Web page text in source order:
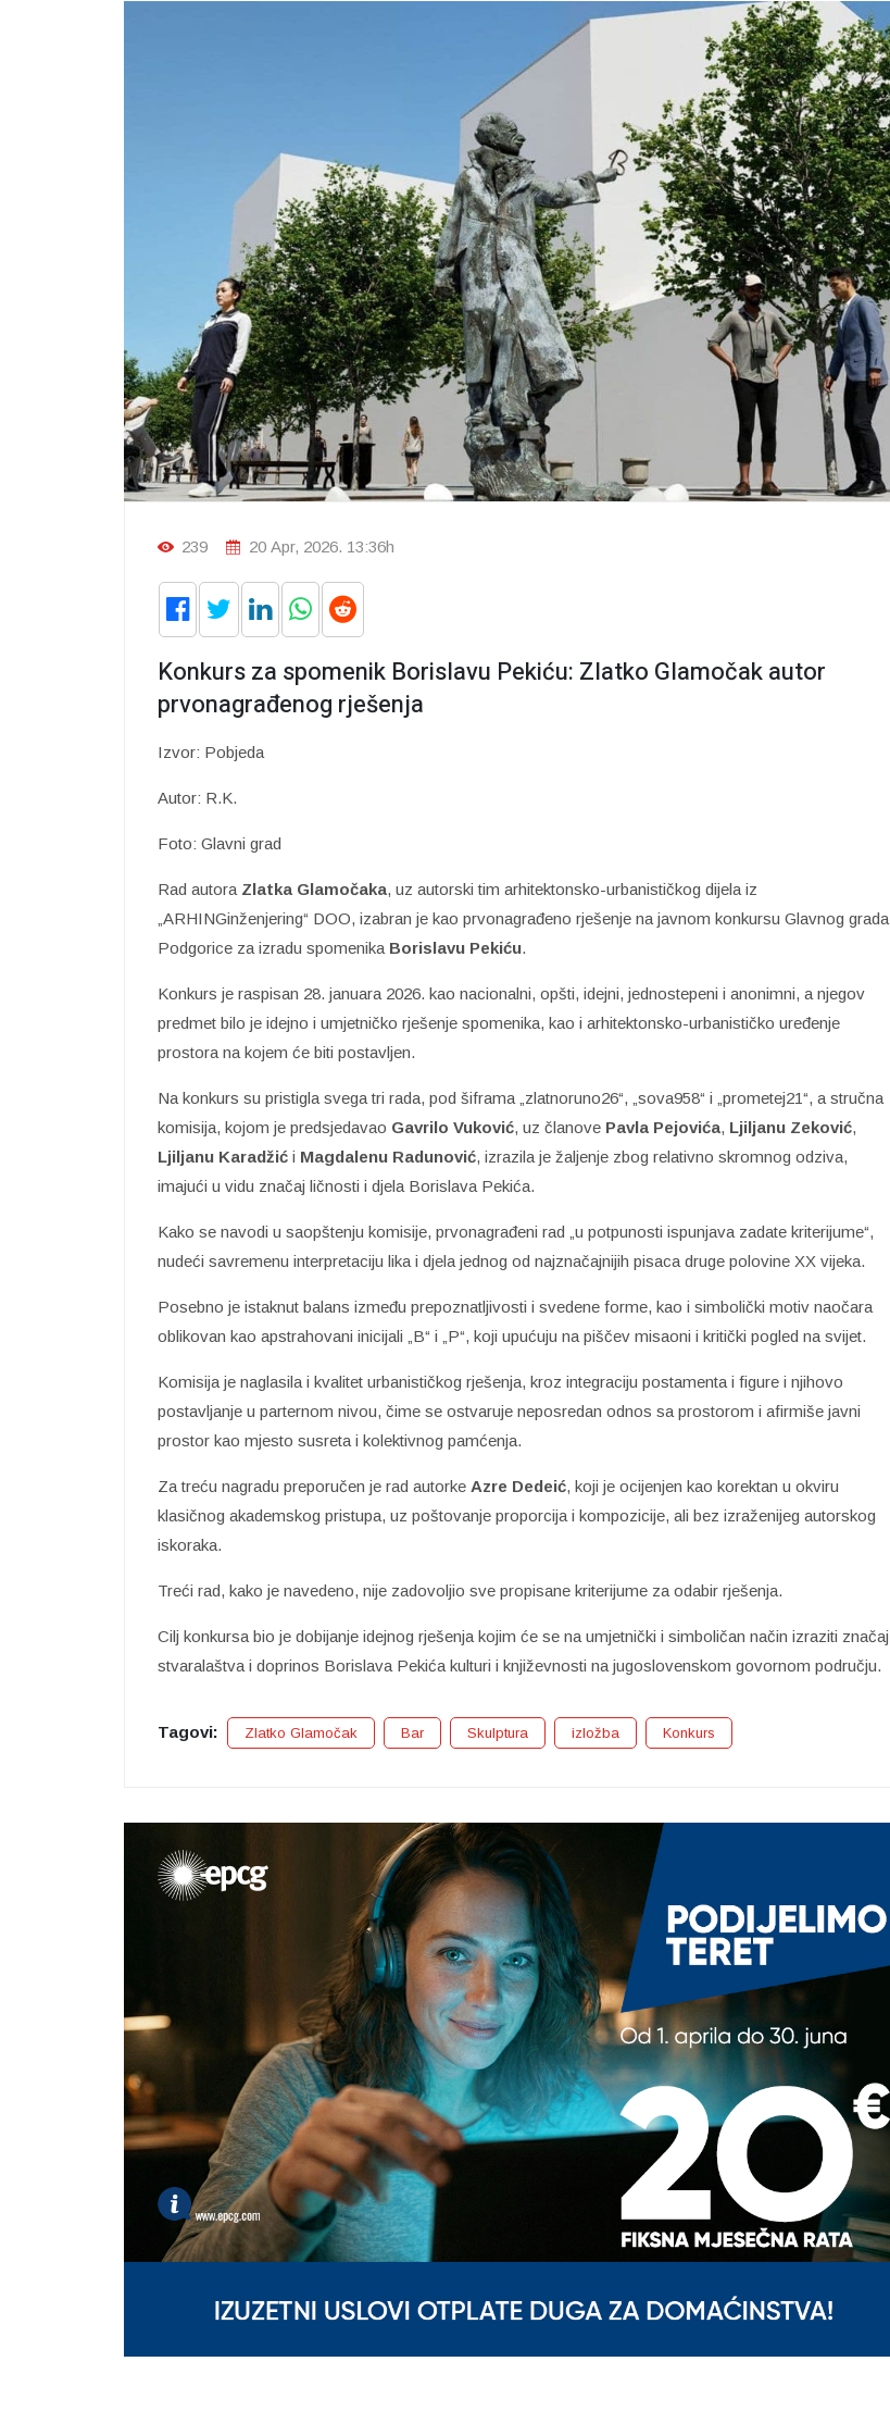
239 20 Apr, 2026. 13:36h
Konkurs za spomenik Borislavu Pekiću: Zlatko Glamočak autor
prvonagrađenog rješenja
Izvor: Pobjeda
Autor: R.K.
Foto: Glavni grad
Rad autora Zlatka Glamočaka, uz autorski tim arhitektonsko-urbanističkog dijela iz
„ARHINGinženjering“ DOO, izabran je kao prvonagrađeno rješenje na javnom konkursu Glavnog grada
Podgorice za izradu spomenika Borislavu Pekiću.
Konkurs je raspisan 28. januara 2026. kao nacionalni, opšti, idejni, jednostepeni i anonimni, a njegov
predmet bilo je idejno i umjetničko rješenje spomenika, kao i arhitektonsko-urbanističko uređenje
prostora na kojem će biti postavljen.
Na konkurs su pristigla svega tri rada, pod šiframa „zlatnoruno26“, „sova958“ i „prometej21“, a stručna
komisija, kojom je predsjedavao Gavrilo Vuković, uz članove Pavla Pejovića, Ljiljanu Zeković,
Ljiljanu Karadžić i Magdalenu Radunović, izrazila je žaljenje zbog relativno skromnog odziva,
imajući u vidu značaj ličnosti i djela Borislava Pekića.
Kako se navodi u saopštenju komisije, prvonagrađeni rad „u potpunosti ispunjava zadate kriterijume“,
nudeći savremenu interpretaciju lika i djela jednog od najznačajnijih pisaca druge polovine XX vijeka.
Posebno je istaknut balans između prepoznatljivosti i svedene forme, kao i simbolički motiv naočara
oblikovan kao apstrahovani inicijali „B“ i „P“, koji upućuju na piščev misaoni i kritički pogled na svijet.
Komisija je naglasila i kvalitet urbanističkog rješenja, kroz integraciju postamenta i figure i njihovo
postavljanje u parternom nivou, čime se ostvaruje neposredan odnos sa prostorom i afirmiše javni
prostor kao mjesto susreta i kolektivnog pamćenja.
Za treću nagradu preporučen je rad autorke Azre Dedeić, koji je ocijenjen kao korektan u okviru
klasičnog akademskog pristupa, uz poštovanje proporcija i kompozicije, ali bez izraženijeg autorskog
iskoraka.
Treći rad, kako je navedeno, nije zadovoljio sve propisane kriterijume za odabir rješenja.
Cilj konkursa bio je dobijanje idejnog rješenja kojim će se na umjetnički i simboličan način izraziti značaj
stvaralaštva i doprinos Borislava Pekića kulturi i književnosti na jugoslovenskom govornom području.
Tagovi: Zlatko Glamočak Bar Skulptura izložba Konkurs